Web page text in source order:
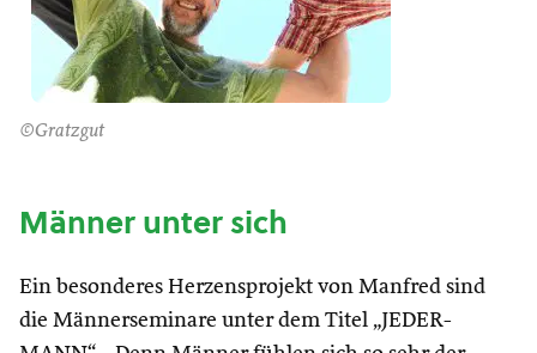
©Gratzgut
Männer unter sich
Ein besonderes Herzensprojekt von Manfred sind
die Männerseminare unter dem Titel „JEDER-